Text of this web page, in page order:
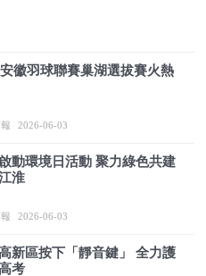
徽羽球聯賽巢湖選拔賽火熱
2026-06-03
動環境日活動 聚力綠色共建
淮
2026-06-03
新區按下「靜音鍵」 全力護
考